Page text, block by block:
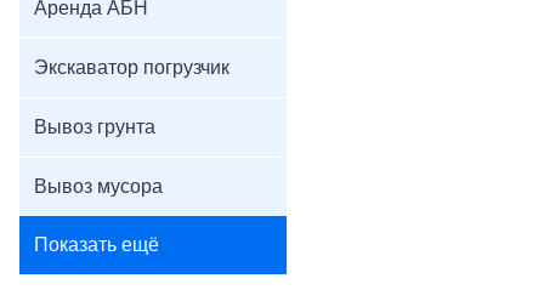
Аренда АБН
Экскаватор погрузчик
Вывоз грунта
Вывоз мусора
Показать ещё